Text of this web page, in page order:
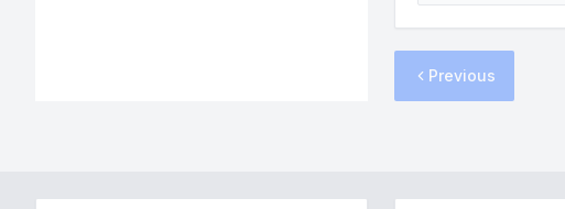
Previous